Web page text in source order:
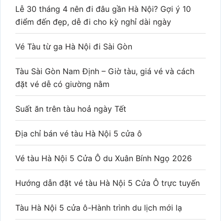
Lễ 30 tháng 4 nên đi đâu gần Hà Nội? Gợi ý 10
điểm đến đẹp, dễ đi cho kỳ nghỉ dài ngày
Vé Tàu từ ga Hà Nội đi Sài Gòn
Tàu Sài Gòn Nam Định – Giờ tàu, giá vé và cách
đặt vé dễ có giường nằm
Suất ăn trên tàu hoả ngày Tết
Địa chỉ bán vé tàu Hà Nội 5 cửa ô
Vé tàu Hà Nội 5 Cửa Ô du Xuân Bính Ngọ 2026
Hướng dẫn đặt vé tàu Hà Nội 5 Cửa Ô trực tuyến
Tàu Hà Nội 5 cửa ô-Hành trình du lịch mới lạ